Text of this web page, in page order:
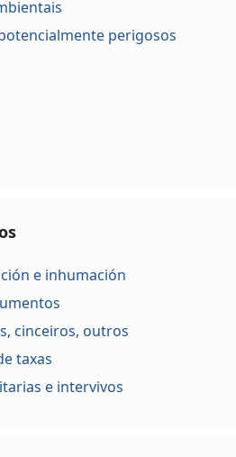
perigosos
e inhumación
cinceiros, outros
taxas
e intervivos